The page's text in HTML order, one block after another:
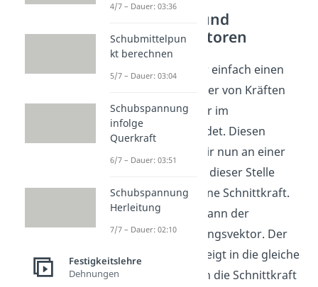
Schnittkräfte und
Spannungsvektoren
Dazu betrachten wir einfach einen
beliebigen Körper, der von Kräften
belastet ist, sich aber im
Gleichgewicht befindet. Diesen
Körper schneiden wir nun an einer
beliebigen Stelle. An dieser Stelle
erhalten wir dann eine Schnittkraft.
Daraus ergibt sich dann der
sogenannte Spannungsvektor. Der
Spannungsvektor, zeigt in die gleiche
Richtung, in die auch die Schnittkraft
4/7 – Dauer: 03:36
Schubmittelpun
kt berechnen
5/7 – Dauer: 03:04
Schubspannung
infolge
Querkraft
6/7 – Dauer: 03:51
Schubspannung
Herleitung
7/7 – Dauer: 02:10
Festigkeitslehre
Dehnungen